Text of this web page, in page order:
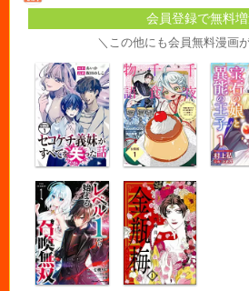
会員登録で無料
＼この他にも会員無料漫画